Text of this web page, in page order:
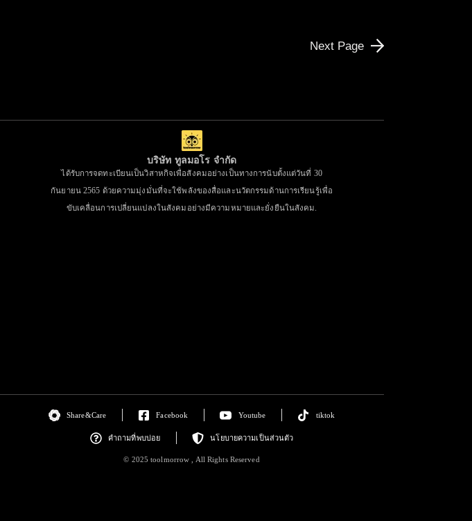
Next Page
บริษัท ทูลมอโร จำกัด
ได้รับการจดทะเบียนเป็นวิสาหกิจเพื่อสังคมอย่างเป็นทางการนับตั้งแต่วันที่ 30
กันยายน 2565 ด้วยความมุ่งมั่นที่จะใช้พลังของสื่อและนวัตกรรมด้านการเรียนรู้เพื่อ
ขับเคลื่อนการเปลี่ยนแปลงในสังคมอย่างมีความหมายและยั่งยืนในสังคม.
Share&Care Facebook Youtube tiktok
คำถามที่พบบ่อย นโยบายความเป็นส่วนตัว
© 2025 toolmorrow , All Rights Reserved